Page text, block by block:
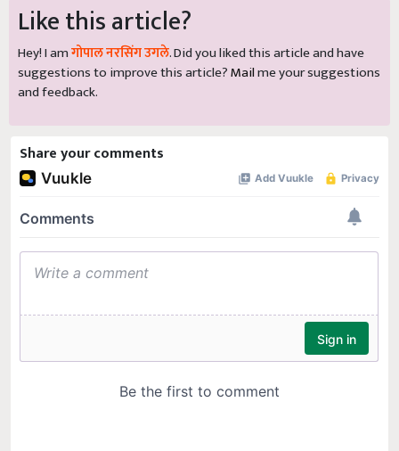
Like this article?
Hey! I amगोपाल नरसिंग उगले. Did you liked this article and have
suggestions to improve this article?Mailme your suggestions
and feedback.
Share your comments